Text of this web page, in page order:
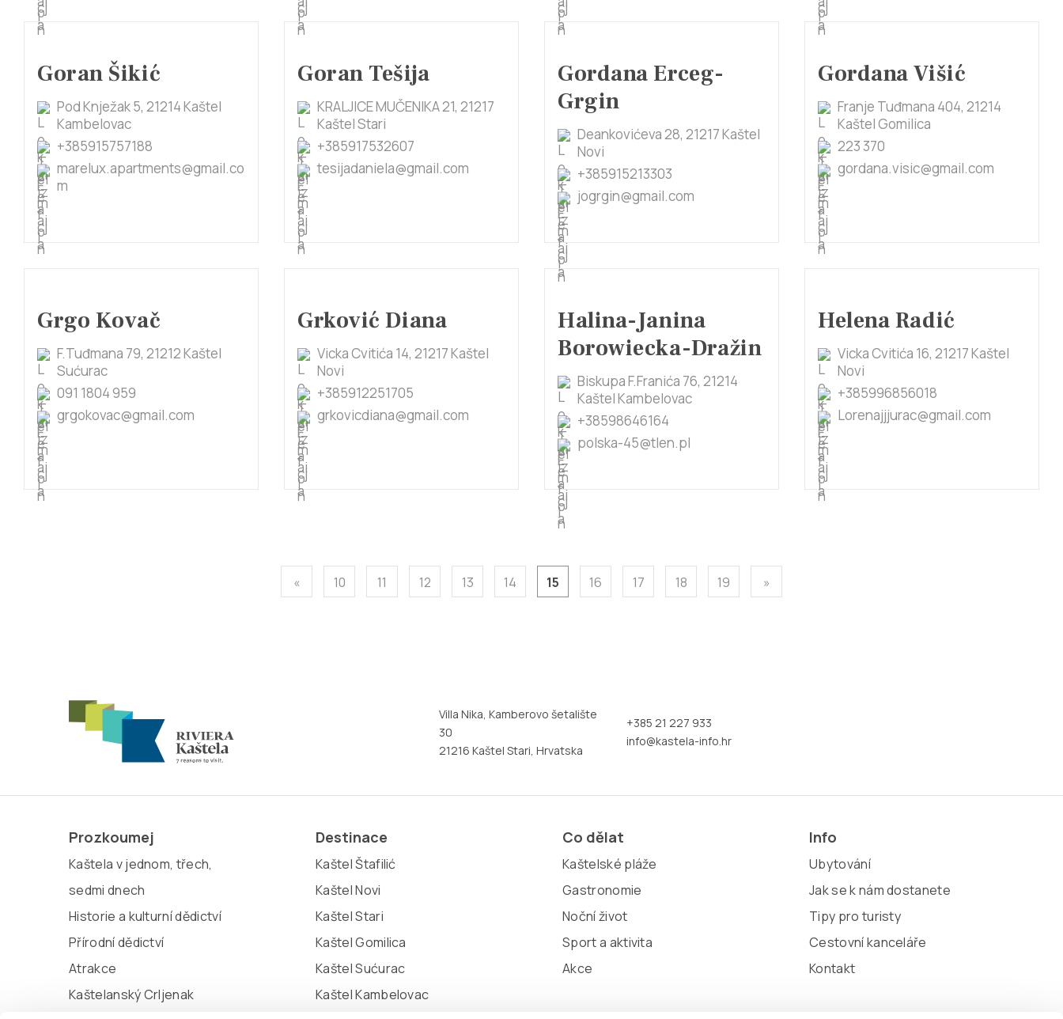
Goran Šikić
Pod Knježak 5, 21214 Kaštel
Kambelovac
+385915757188
marelux.apartments@gmail.co
m
Goran Tešija
KRALJICE MUČENIKA 21, 21217
Kaštel Stari
+385917532607
tesijadaniela@gmail.com
Gordana Erceg-
Grgin
Deankovićeva 28, 21217 Kaštel
Novi
+385915213303
jogrgin@gmail.com
Gordana Višić
Franje Tuđmana 404, 21214
Kaštel Gomilica
223 370
gordana.visic@gmail.com
Grgo Kovač
F.Tuđmana 79, 21212 Kaštel
Sućurac
091 1804 959
grgokovac@gmail.com
Grković Diana
Vicka Cvitića 14, 21217 Kaštel
Novi
+385912251705
grkovicdiana@gmail.com
Halina-Janina
Borowiecka-Dražin
Biskupa F.Franića 76, 21214
Kaštel Kambelovac
+38598646164
polska-45@tlen.pl
Helena Radić
Vicka Cvitića 16, 21217 Kaštel
Novi
+385996856018
Lorenajjjurac@gmail.com
« 10 11 12 13 14 15 16 17 18 19 »
Villa Nika, Kamberovo šetalište
30
21216 Kaštel Stari, Hrvatska
+385 21 227 933
info@kastela-info.hr
Prozkoumej
Kaštela v jednom, třech,
sedmi dnech
Historie a kulturní dědictví
Přírodní dědictví
Atrakce
Kaštelanský Crljenak
Destinace
Kaštel Štafilić
Kaštel Novi
Kaštel Stari
Kaštel Gomilica
Kaštel Sućurac
Kaštel Kambelovac
Co dělat
Kaštelské pláže
Gastronomie
Noční život
Sport a aktivita
Akce
Info
Ubytování
Jak se k nám dostanete
Tipy pro turisty
Cestovní kanceláře
Kontakt